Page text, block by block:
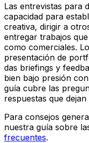
Las entrevistas para
capacidad para
creativa, dirigir a
entregar trabajos
como comerciales.
presentación de
das briefings y
bien bajo presión
guía cubre las
respuestas que dejan
Para consejos
nuestra guía sobre
frecuentes.